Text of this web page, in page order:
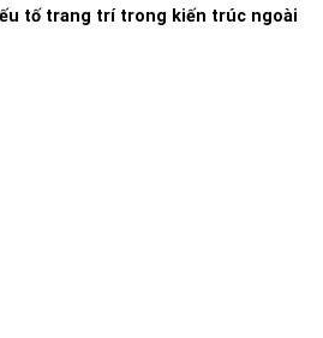
tố trang trí trong kiến trúc ngoài